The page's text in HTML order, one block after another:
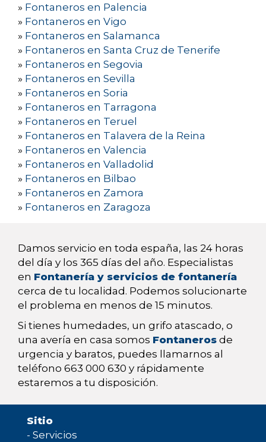
» Fontaneros en Palencia
» Fontaneros en Vigo
» Fontaneros en Salamanca
» Fontaneros en Santa Cruz de Tenerife
» Fontaneros en Segovia
» Fontaneros en Sevilla
» Fontaneros en Soria
» Fontaneros en Tarragona
» Fontaneros en Teruel
» Fontaneros en Talavera de la Reina
» Fontaneros en Valencia
» Fontaneros en Valladolid
» Fontaneros en Bilbao
» Fontaneros en Zamora
» Fontaneros en Zaragoza
Damos servicio en toda españa, las 24 horas
del día y los 365 días del año. Especialistas
en Fontanería y servicios de fontanería
cerca de tu localidad. Podemos solucionarte
el problema en menos de 15 minutos.
Si tienes humedades, un grifo atascado, o
una avería en casa somos Fontaneros de
urgencia y baratos, puedes llamarnos al
teléfono 663 000 630 y rápidamente
estaremos a tu disposición.
Sitio
- Servicios